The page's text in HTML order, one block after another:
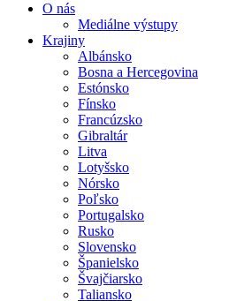
O nás
Mediálne výstupy
Krajiny
Albánsko
Bosna a Hercegovina
Estónsko
Fínsko
Francúzsko
Gibraltár
Litva
Lotyšsko
Nórsko
Poľsko
Portugalsko
Rusko
Slovensko
Španielsko
Švajčiarsko
Taliansko